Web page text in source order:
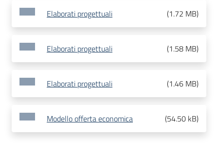
Elaborati progettuali (1.72 MB)
Elaborati progettuali (1.58 MB)
Elaborati progettuali (1.46 MB)
Modello offerta economica (54.50 kB)